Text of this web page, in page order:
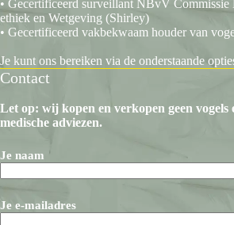
• Gecertificeerd surveillant NBvV
ethiek en Wetgeving (Shirley)
• Gecertificeerd vakbekwaam houder van
Je kunt ons bereiken via de onderstaande
Contact
Let op: wij kopen en verkopen geen vogels
medische adviezen.
Je naam
Je e-mailadres